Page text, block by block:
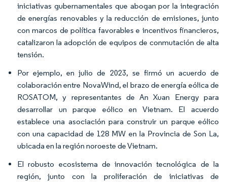
iniciativas gubernamentales que abogan por la integración
de energías renovables y la reducción de emisiones, junto
con marcos de política favorables e incentivos financieros,
catalizaron la adopción de equipos de conmutación de alta
tensión.
Por ejemplo, en julio de 2023, se firmó un acuerdo de
colaboración entre NovaWind, el brazo de energía eólica de
ROSATOM, y representantes de An Xuan Energy para
desarrollar un parque eólico en Vietnam. El acuerdo
establece una asociación para construir un parque eólico
con una capacidad de 128 MW en la Provincia de Son La,
ubicada en la región noroeste de Vietnam.
El robusto ecosistema de innovación tecnológica de la
región, junto con la proliferación de iniciativas de